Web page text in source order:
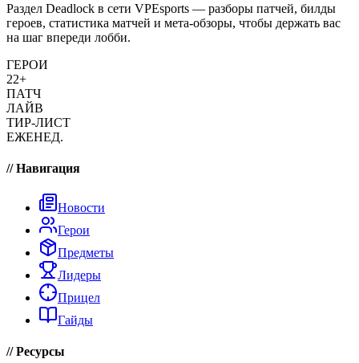
Раздел Deadlock в сети VPEsports — разборы патчей, билды
героев, статистика матчей и мета-обзоры, чтобы держать вас
на шаг впереди лобби.
ГЕРОИ
22+
ПАТЧ
ЛАЙВ
ТИР-ЛИСТ
ЕЖЕНЕД.
// Навигация
Новости
Герои
Предметы
Лидеры
Прицел
Гайды
// Ресурсы